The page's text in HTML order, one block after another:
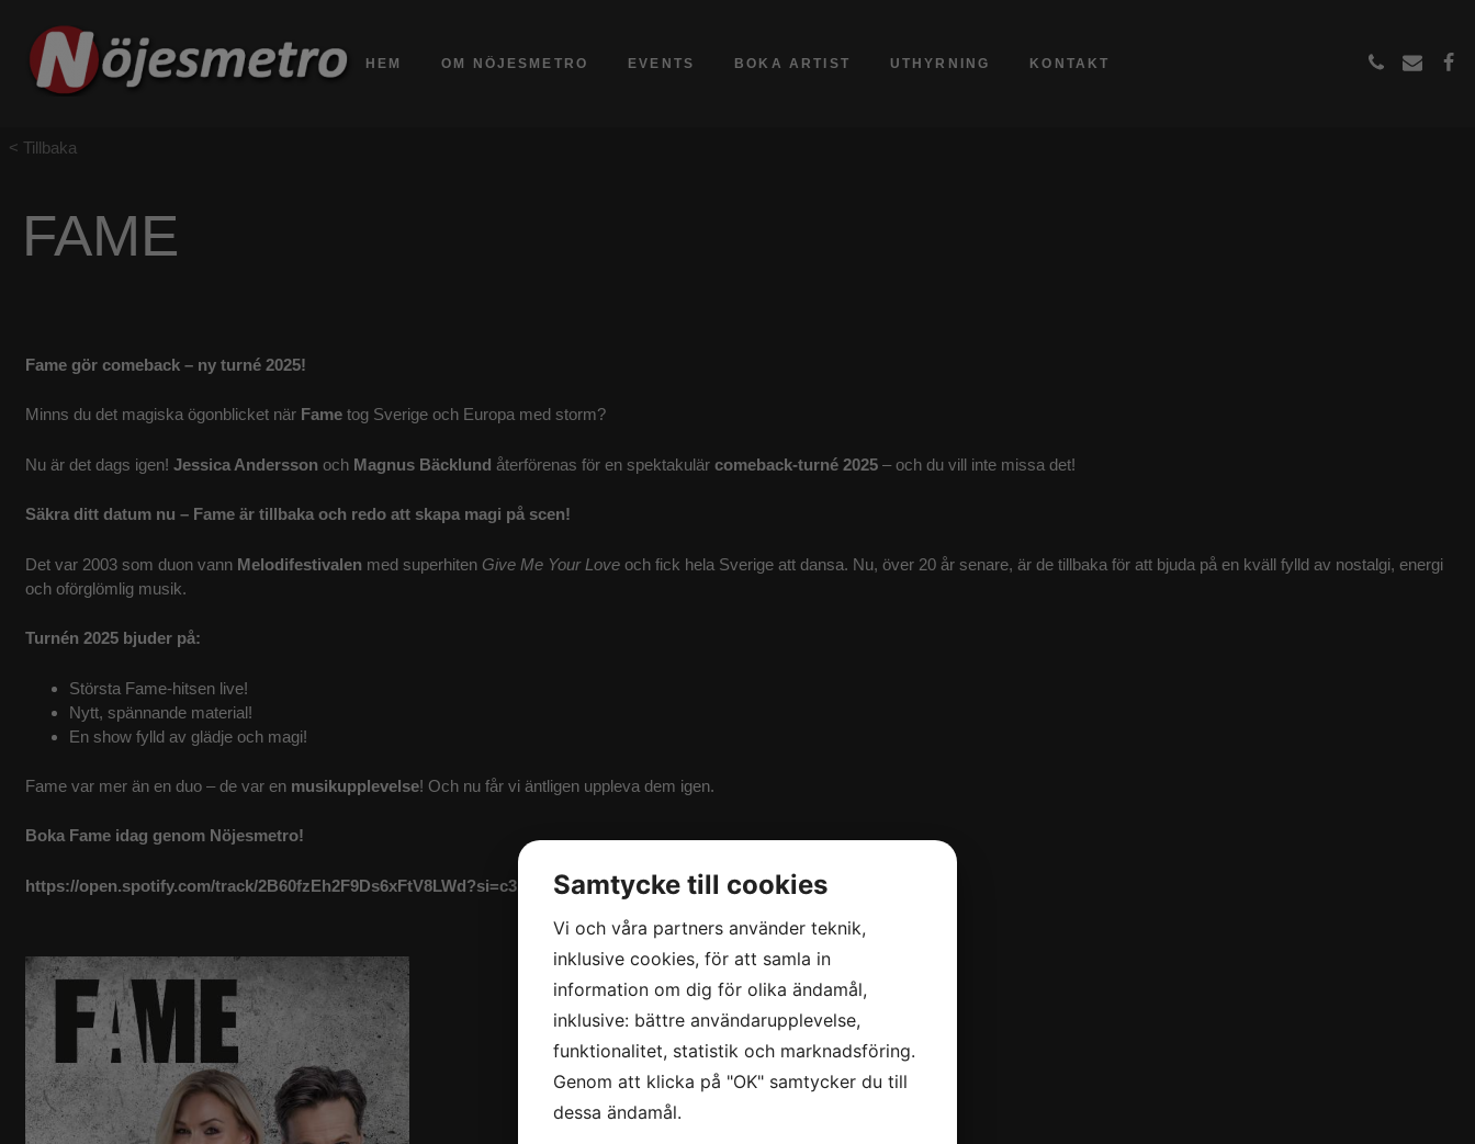
HEM OM NÖJESMETRO EVENTS BOKA ARTIST UTHYRNING KONTAKT
Tillbaka
FAME
Fame gör comeback – ny turné 2025!
Minns du det magiska ögonblicket när Fametog Sverige och Europa med storm?
Nu är det dags igen! Jessica Andersson och Magnus Bäcklund återförenas för en spektakulär comeback-turné 2025– och du vill inte missa det!
Säkra ditt datum nu – Fame är tillbaka och redo att skapa magi på scen!
Det var 2003 som duon vann Melodifestivalen med superhiten Give Me Your Loveoch fick hela Sverige att dansa. Nu, över 20 år senare, är de tillbaka för att bjuda på en kväll fylld av nostalgi, energi
och oförglömlig musik.
Turnén 2025 bjuder på:
Största Fame-hitsen live!
Nytt, spännande material!
En show fylld av glädje och magi!
Fame var mer än en duo – de var en musikupplevelse! Och nu får vi äntligen uppleva dem igen.
Boka Fame idag genom Nöjesmetro!
https://open.spotify.com/track/2B60fzEh2F9Ds6xFtV8LWd?si=c3173c761a6b4fb4Samtycke till cookies
Vi och våra partners använder teknik,
inklusive cookies, för att samla in
information om dig för olika ändamål,
inklusive: bättre användarupplevelse,
funktionalitet, statistik och marknadsföring.
Genom att klicka på "OK" samtycker du till
dessa ändamål.